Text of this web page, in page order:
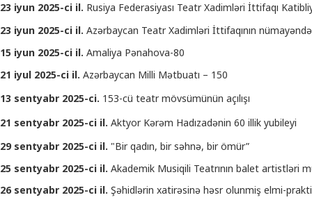
23 iyun 2025-ci il. Rusiya Federasiyası Teatr Xadimləri İttifaqı
23 iyun 2025-ci il. Azərbaycan Teatr Xadimləri İttifaqının
15 iyun 2025-ci il. Amaliya Pənahova-80
21 iyul 2025-ci il. Azərbaycan Milli Mətbuatı – 150
13 sentyabr 2025-ci. 153-cü teatr mövsümünün açılışı
21 sentyabr 2025-ci il. Aktyor Kərəm Hadızadənin 60 illik yubileyi
29 sentyabr 2025-ci il. "Bir qadın, bir səhnə, bir ömür”
25 sentyabr 2025-ci il. Akademik Musiqili Teatrının balet artistləri
26 sentyabr 2025-ci il. Şəhidlərin xatirəsinə həsr olunmiş elmi-